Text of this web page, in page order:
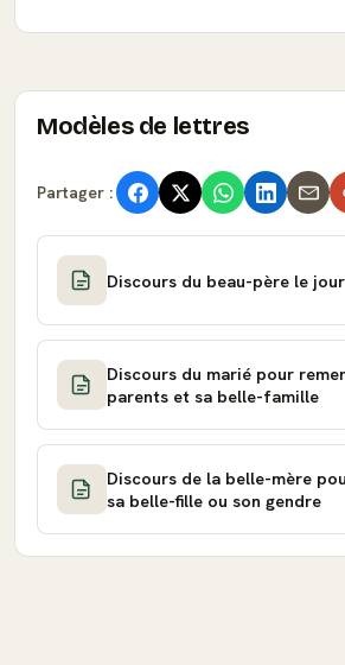
Modèles de lettres
Partager :
Discours du beau-père le
Discours du marié pour
parents et sa belle-famille
Discours de la belle-mère
sa belle-fille ou son gendre